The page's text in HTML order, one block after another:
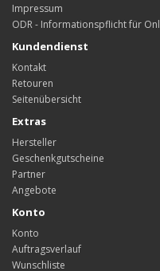
Impressum
ODR - Informationspflicht für
Kundendienst
Kontakt
Retouren
Seitenübersicht
Extras
Hersteller
Geschenkgutscheine
Partner
Angebote
Konto
Konto
Auftragsverlauf
Wunschliste